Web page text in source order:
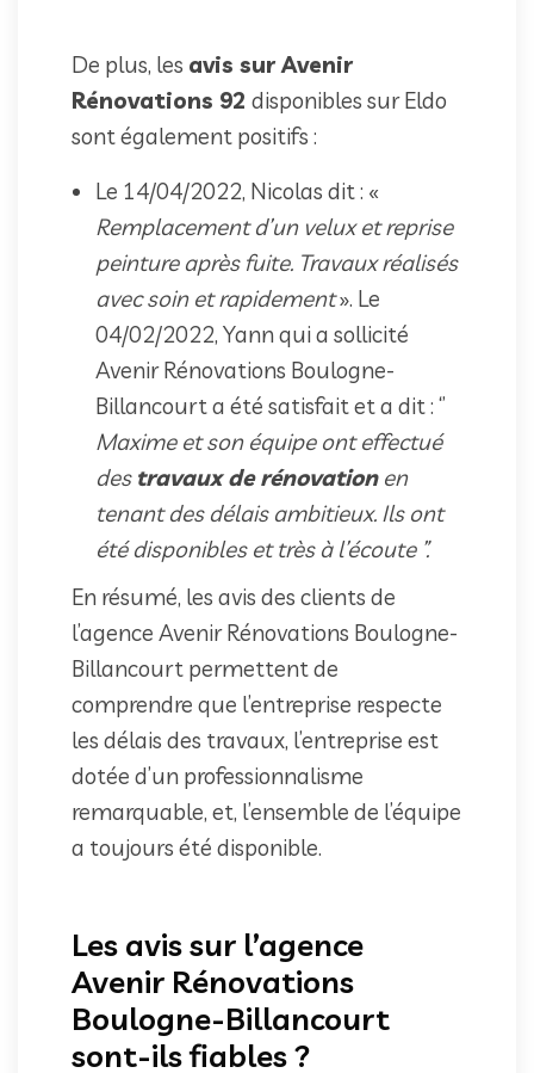
De plus, les avis sur Avenir
Rénovations 92 disponibles sur Eldo
sont également positifs :
Le 14/04/2022, Nicolas dit : «
Remplacement d’un velux et reprise
peinture après fuite. Travaux réalisés
avec soin et rapidement». Le
04/02/2022, Yann qui a sollicité
Avenir Rénovations Boulogne-
Billancourt a été satisfait et a dit : ‘’
Maxime et son équipe ont effectué
des travaux de rénovationen
tenant des délais ambitieux. Ils ont
été disponibles et très à l’écoute ”.
En résumé, les avis des clients de
l’agence Avenir Rénovations Boulogne-
Billancourt permettent de
comprendre que l’entreprise respecte
les délais des travaux, l’entreprise est
dotée d’un professionnalisme
remarquable, et, l’ensemble de l’équipe
a toujours été disponible.
Les avis sur l’agence
Avenir Rénovations
Boulogne-Billancourt
sont-ils fiables ?